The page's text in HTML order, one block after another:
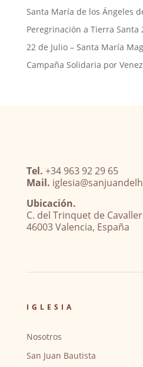
Santa María de los Ángeles
Peregrinación a Tierra Santa
22 de Julio – Santa María
Campaña Solidaria por
Tel. +34 963 92 29 65
Mail.
Ubicación.
C. del Trinquet de
46003 Valencia, España
IGLESIA
Nosotros
San Juan Bautista